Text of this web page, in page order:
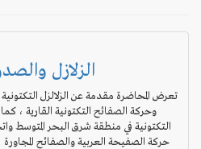
الزلازل
تعرض المحاضرة مقدمة عن الزلالزل
وحركة الصفائح التكتونية القارية ،
التكتونية في منطقة شرق البحر المتوسط
حركة الصفيحة العربية والصفائح